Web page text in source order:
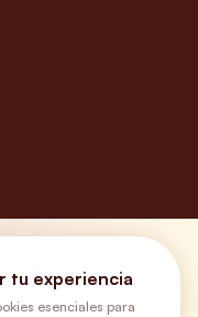
tu experiencia
esenciales para